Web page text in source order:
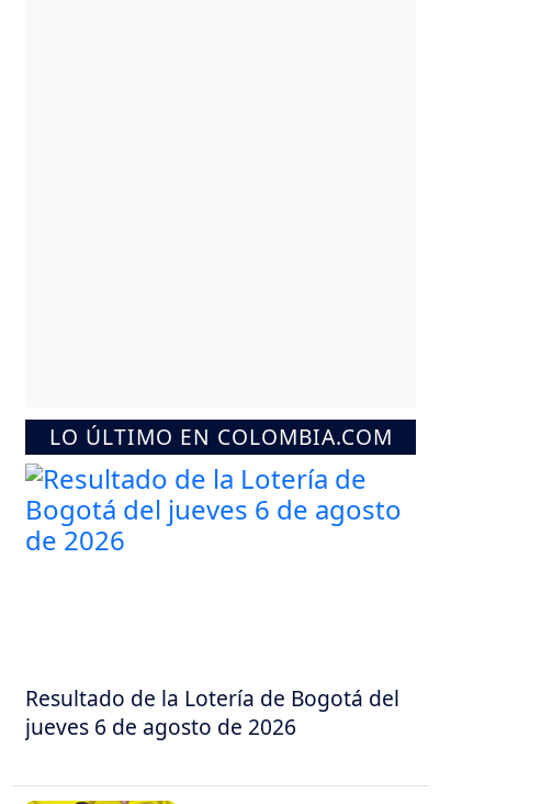
LO ÚLTIMO EN COLOMBIA.COM
Resultado de la Lotería de Bogotá del
jueves 6 de agosto de 2026